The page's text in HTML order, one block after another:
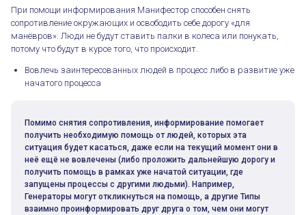
При помощи информирования Манифестор способен снять
сопротивление окружающих и освободить себе дорогу «для
манёвров». Люди не будут ставить палки в колеса или понукать,
потому что будут в курсе того, что происходит.
Вовлечь заинтересованных людей в процесс либо в развитие уже
начатого процесса
Помимо снятия сопротивления, информирование помогает
получить необходимую помощь от людей, которых эта
ситуация будет касаться, даже если на текущий момент они в
неё ещё не вовлечены (либо проложить дальнейшую дорогу и
получить помощь в рамках уже начатой ситуации, где
запущены процессы с другими людьми). Например,
Генераторы могут откликнуться на помощь, а другие Типы
взаимно проинформировать друг друга о том, чем они могут